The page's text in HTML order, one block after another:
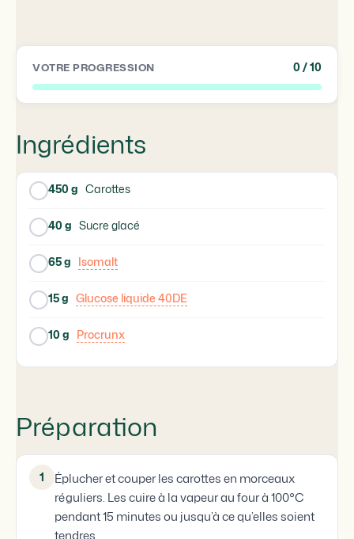
VOTRE PROGRESSION 0 / 10
Ingrédients
450 g Carottes
40 g Sucre glacé
65 g Isomalt
15 g Glucose liquide 40DE
10 g Procrunx
Préparation
1
Éplucher et couper les carottes en morceaux
réguliers. Les cuire à la vapeur au four à 100°C
pendant 15 minutes ou jusqu’à ce qu’elles soient